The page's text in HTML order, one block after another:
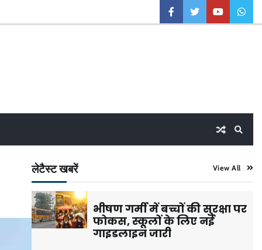
facebooktwitteryoutube
लेटैस्ट खबरें View All
भीषण गर्मी में बच्चों की सुरक्षा पर
फोकस, स्कूलों के लिए नई
गाइडलाइन जारी